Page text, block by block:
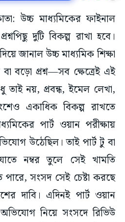
উচ্চ মাধ্যমিকের ফাইনাল
দুটি বিকল্প রাখা হবে।
জানাল উচ্চ মাধ্যমিক শিক্ষা
বড়ো প্রশ্ন—সব ক্ষেত্রেই এই
তাই নয়, প্রবন্ধ, ইমেল লেখা,
একাধিক বিকল্প রাখতে
পার্ট ওয়ান পরীক্ষায়
উঠেছিল। তাই পার্ট টু বা
নম্বর তুলে সেই খামতি
পারে, সংসদ সেই চেষ্টা করছে
দাবি। এদিনই পার্ট ওয়ান
অভিযোগ নিয়ে সংসদে রিভিউ